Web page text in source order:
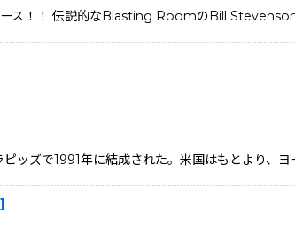
ス！！ 伝説的なBlasting RoomのBill
ズで1991年に結成された。米国はもとより、ヨ
]